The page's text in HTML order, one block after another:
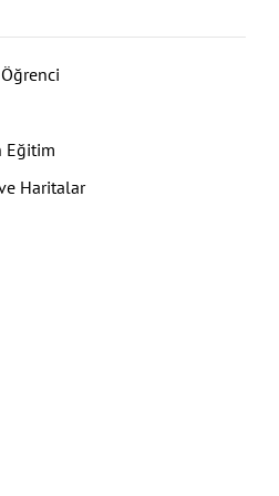
Eğitim
Haritalar